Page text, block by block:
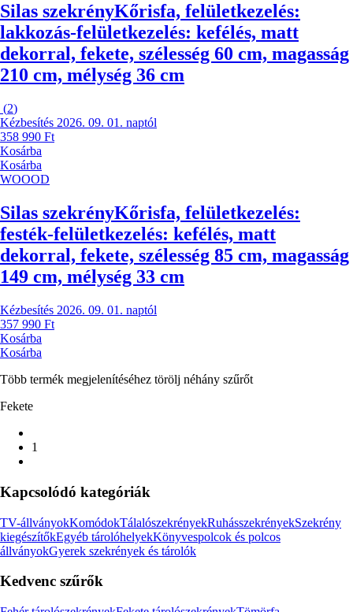
Silas szekrényKőrisfa, felületkezelés:
lakkozás-felületkezelés: kefélés, matt
dekorral, fekete, szélesség 60 cm, magasság
210 cm, mélység 36 cm
(2)
Kézbesítés 2026. 09. 01. naptól
358 990 Ft
Kosárba
Kosárba
WOOOD
Silas szekrényKőrisfa, felületkezelés:
festék-felületkezelés: kefélés, matt
dekorral, fekete, szélesség 85 cm, magasság
149 cm, mélység 33 cm
Kézbesítés 2026. 09. 01. naptól
357 990 Ft
Kosárba
Kosárba
Több termék megjelenítéséhez törölj néhány szűrőt
Fekete
1
Kapcsolódó kategóriák
TV-állványokKomódokTálalószekrényekRuhásszekrényekSzekrény
kiegészítőkEgyéb tárolóhelyekKönyvespolcok és polcos
állványokGyerek szekrények és tárolók
Kedvenc szűrők